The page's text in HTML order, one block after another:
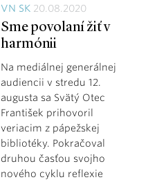
VN SK20.08.2020
Sme povolaní žiť v
harmónii
Na mediálnej generálnej
audiencii v stredu 12.
augusta sa Svätý Otec
František prihovoril
veriacim z pápežskej
bibliotéky. Pokračoval
druhou časťou svojho
nového cyklu reflexie